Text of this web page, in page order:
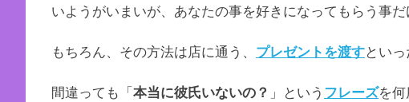
いようがいまいが、あなたの事を好きになってもらう事だ
もちろん、その方法は店に通う、 プレゼントを渡すとい
間違っても「本当に彼氏いないの？ 」という フレーズを何